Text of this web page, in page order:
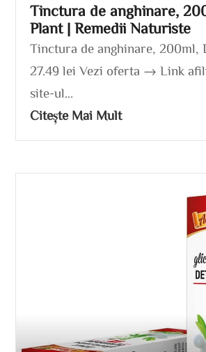
Tinctura de anghinare,
Plant | Remedii Naturiste
Tinctura de anghinare, 200ml,
27.49 lei Vezi oferta → Link
site-ul...
Citește Mai Mult